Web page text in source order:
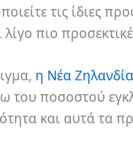
τις ίδιες
λίγο πιο
η Νέα Ζηλανδία
του ποσοστού
και αυτά τα